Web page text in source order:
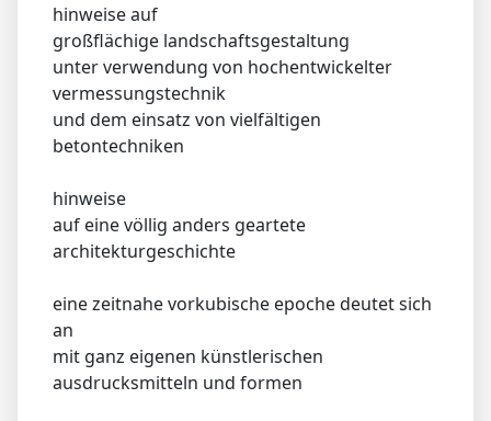
hinweise auf
großflächige landschaftsgestaltung
unter verwendung von hochentwickelter
vermessungstechnik
und dem einsatz von vielfältigen
betontechniken
hinweise
auf eine völlig anders geartete
architekturgeschichte
eine zeitnahe vorkubische epoche deutet sich
an
mit ganz eigenen künstlerischen
ausdrucksmitteln und formen